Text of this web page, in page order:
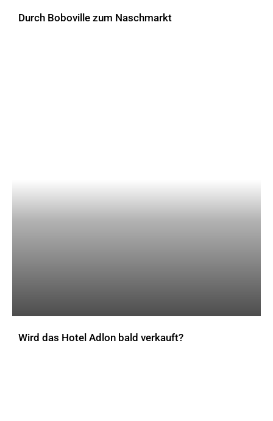
Durch Boboville zum Naschmarkt
Wird das Hotel Adlon bald verkauft?